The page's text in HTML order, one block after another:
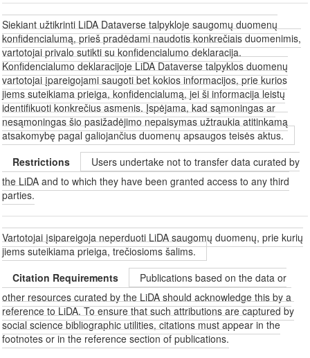
Siekiant užtikrinti LiDA Dataverse talpykloje saugomų duomenų
konfidencialumą, prieš pradėdami naudotis konkrečiais duomenimis,
vartotojai privalo sutikti su konfidencialumo deklaracija.
Konfidencialumo deklaracijoje LiDA Dataverse talpyklos duomenų
vartotojai įpareigojami saugoti bet kokios informacijos, prie kurios
jiems suteikiama prieiga, konfidencialumą, jei ši informacija leistų
identifikuoti konkrečius asmenis. Įspėjama, kad sąmoningas ar
nesąmoningas šio pasižadėjimo nepaisymas užtraukia atitinkamą
atsakomybę pagal galiojančius duomenų apsaugos teisės aktus.
Restrictions
Users undertake not to transfer data curated by
the LiDA and to which they have been granted access to any third
parties.
Vartotojai įsipareigoja neperduoti LiDA saugomų duomenų, prie kurių
jiems suteikiama prieiga, trečiosioms šalims.
Citation Requirements
Publications based on the data or
other resources curated by the LiDA should acknowledge this by a
reference to LiDA. To ensure that such attributions are captured by
social science bibliographic utilities, citations must appear in the
footnotes or in the reference section of publications.